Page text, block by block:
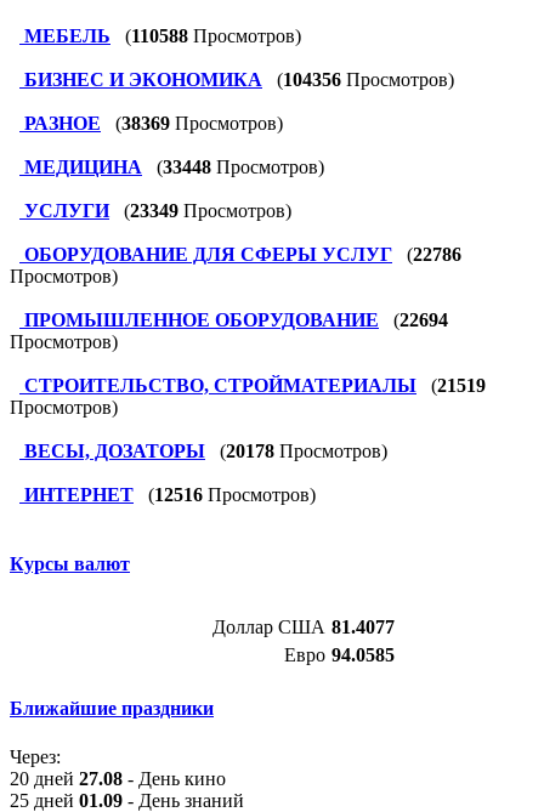
МЕБЕЛЬ (110588 Просмотров)
БИЗНЕС И ЭКОНОМИКА (104356 Просмотров)
РАЗНОЕ (38369 Просмотров)
МЕДИЦИНА (33448 Просмотров)
УСЛУГИ (23349 Просмотров)
ОБОРУДОВАНИЕ ДЛЯ СФЕРЫ УСЛУГ (22786
Просмотров)
ПРОМЫШЛЕННОЕ ОБОРУДОВАНИЕ (22694
Просмотров)
СТРОИТЕЛЬСТВО, СТРОЙМАТЕРИАЛЫ (21519
Просмотров)
ВЕСЫ, ДОЗАТОРЫ (20178 Просмотров)
ИНТЕРНЕТ (12516 Просмотров)
Курсы валют
Доллар США 81.4077
Евро 94.0585
Ближайшие праздники
Через:
20 дней 27.08 - День кино
25 дней 01.09 - День знаний